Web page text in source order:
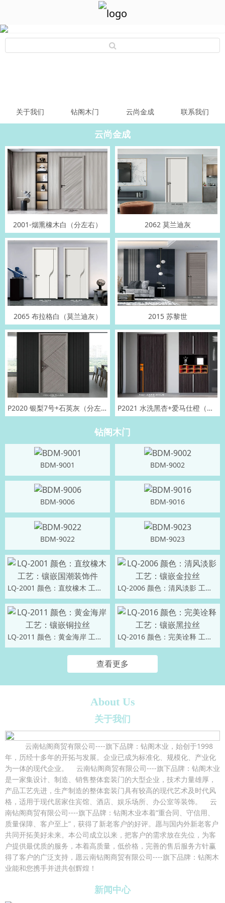
关于我们 钻阁木门 云尚金成 联系我们
云尚金成
2001-烟熏橡木白（分左右） 2062 莫兰迪灰
2065 布拉格白（莫兰迪灰） 2015 苏黎世
P2020 银梨7号+石英灰（分左右） P2021 水洗黑杏+爱马仕橙（分左右）
钻阁木门
BDM-9001 BDM-9002
BDM-9006 BDM-9016
BDM-9022 BDM-9023
LQ-2001 颜色：直纹橡木 工艺：镶嵌国潮装饰件 LQ-2006 颜色：清风淡影 工艺：镶嵌金拉丝
LQ-2011 颜色：黄金海岸 工艺：镶嵌铜拉丝 LQ-2016 颜色：完美诠释 工艺：镶嵌黑拉丝
查看更多
About Us
关于我们
云南钻阁商贸有限公司----旗下品牌：钻阁木业，始创于1998
年，历经十多年的开拓与发展。企业已成为标准化、规模化、产业化
为一体的现代企业。 云南钻阁商贸有限公司----旗下品牌：钻阁木业
是一家集设计、制造、销售整体套装门的大型企业，技术力量雄厚，
产品工艺先进，生产制造的整体套装门具有较高的现代艺术及时代风
格，适用于现代居家住宾馆、酒店、娱乐场所、办公室等装饰。 云
南钻阁商贸有限公司----旗下品牌：钻阁木业本着“重合同、守信用、
质量保障、客户至上”，获得了新老客户的好评。愿与国内外新老客户
共同开拓美好未来。本公司成立以来，把客户的需求放在先位，为客
户提供最优质的服务，本着高质量，低价格，完善的售后服务方针赢
得了客户的广泛支持，愿云南钻阁商贸有限公司----旗下品牌：钻阁木
业能和您携手并进共创辉煌！
新闻中心